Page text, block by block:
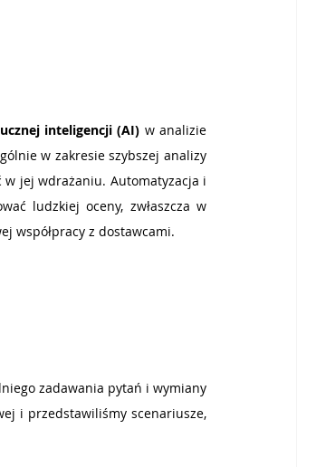
inteligencji (AI) w analizie
w zakresie szybszej analizy
w jej wdrażaniu. Automatyzacja i
ludzkiej oceny, zwłaszcza w
współpracy z dostawcami.
zadawania pytań i wymiany
i przedstawiliśmy scenariusze,